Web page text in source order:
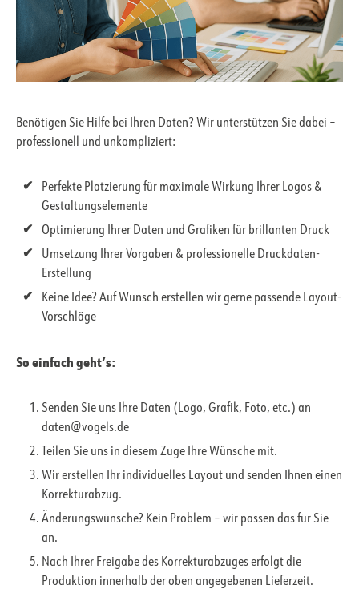
Benötigen Sie Hilfe bei Ihren Daten? Wir unterstützen Sie dabei –
professionell und unkompliziert:
Perfekte Platzierung für maximale Wirkung Ihrer Logos &
Gestaltungselemente
Optimierung Ihrer Daten und Grafiken für brillanten Druck
Umsetzung Ihrer Vorgaben & professionelle Druckdaten-
Erstellung
Keine Idee? Auf Wunsch erstellen wir gerne passende Layout-
Vorschläge
So einfach geht’s:
Senden Sie uns Ihre Daten (Logo, Grafik, Foto, etc.) an
daten@vogels.de
Teilen Sie uns in diesem Zuge Ihre Wünsche mit.
Wir erstellen Ihr individuelles Layout und senden Ihnen einen
Korrekturabzug.
Änderungswünsche? Kein Problem – wir passen das für Sie
an.
Nach Ihrer Freigabe des Korrekturabzuges erfolgt die
Produktion innerhalb der oben angegebenen Lieferzeit.